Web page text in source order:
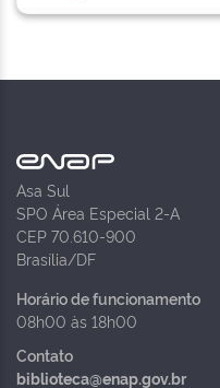
Asa Sul
SPO Área Especial 2-A
CEP 70.610-900
Brasília/DF
Horário de funcionamento
08h00 às 18h00
Contato
biblioteca@enap.gov.br